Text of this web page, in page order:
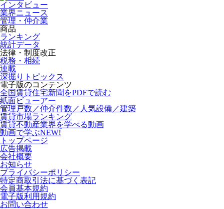
インタビュー
業界ニュース
管理・仲介業
商品
ランキング
統計データ
法律・制度改正
税務・相続
連載
深掘りトピックス
電子版のコンテンツ
全国賃貸住宅新聞をPDFで読む
紙面ビューアー
管理戸数／仲介件数／人気設備／建築
賃貸市場ランキング
賃貸不動産業界を学べる動画
動画で学ぶNEW!
トップページ
広告掲載
会社概要
お知らせ
プライバシーポリシー
特定商取引法に基づく表記
会員基本規約
電子版利用規約
お問い合わせ